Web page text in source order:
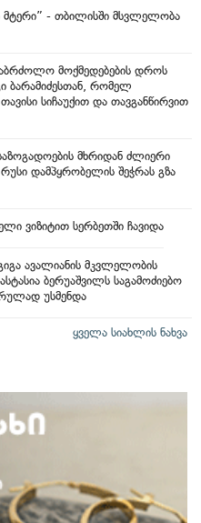
მტერი” - თბილისში მსვლელობა
მოქმედებების დროს
ბარამიძესთან, რომელ
სიჩაუქით და თავგანწირვით
მხრიდან ძლიერი
დამპყრობელის შეჭრას გზა
ვიზიტით სერბეთში ჩავიდა
ავალიანის მკვლელობის
ბერუაშვილს საგამოძიებო
უსმენდა
ყველა სიახლის ნახვა